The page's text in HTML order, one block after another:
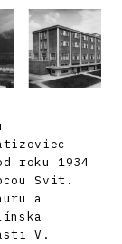
roku 1934
Svit.
a
V.